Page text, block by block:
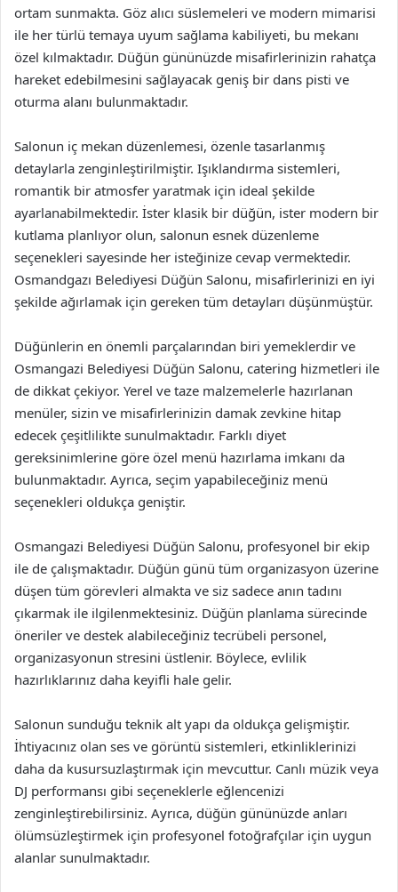
ortam sunmakta. Göz alıcı süslemeleri ve modern mimarisi
ile her türlü temaya uyum sağlama kabiliyeti, bu mekanı
özel kılmaktadır. Düğün gününüzde misafirlerinizin rahatça
hareket edebilmesini sağlayacak geniş bir dans pisti ve
oturma alanı bulunmaktadır.
Salonun iç mekan düzenlemesi, özenle tasarlanmış
detaylarla zenginleştirilmiştir. Işıklandırma sistemleri,
romantik bir atmosfer yaratmak için ideal şekilde
ayarlanabilmektedir. İster klasik bir düğün, ister modern bir
kutlama planlıyor olun, salonun esnek düzenleme
seçenekleri sayesinde her isteğinize cevap vermektedir.
Osmandgazı Belediyesi Düğün Salonu, misafirlerinizi en iyi
şekilde ağırlamak için gereken tüm detayları düşünmüştür.
Düğünlerin en önemli parçalarından biri yemeklerdir ve
Osmangazi Belediyesi Düğün Salonu, catering hizmetleri ile
de dikkat çekiyor. Yerel ve taze malzemelerle hazırlanan
menüler, sizin ve misafirlerinizin damak zevkine hitap
edecek çeşitlilikte sunulmaktadır. Farklı diyet
gereksinimlerine göre özel menü hazırlama imkanı da
bulunmaktadır. Ayrıca, seçim yapabileceğiniz menü
seçenekleri oldukça geniştir.
Osmangazi Belediyesi Düğün Salonu, profesyonel bir ekip
ile de çalışmaktadır. Düğün günü tüm organizasyon üzerine
düşen tüm görevleri almakta ve siz sadece anın tadını
çıkarmak ile ilgilenmektesiniz. Düğün planlama sürecinde
öneriler ve destek alabileceğiniz tecrübeli personel,
organizasyonun stresini üstlenir. Böylece, evlilik
hazırlıklarınız daha keyifli hale gelir.
Salonun sunduğu teknik alt yapı da oldukça gelişmiştir.
İhtiyacınız olan ses ve görüntü sistemleri, etkinliklerinizi
daha da kusursuzlaştırmak için mevcuttur. Canlı müzik veya
DJ performansı gibi seçeneklerle eğlencenizi
zenginleştirebilirsiniz. Ayrıca, düğün gününüzde anları
ölümsüzleştirmek için profesyonel fotoğrafçılar için uygun
alanlar sunulmaktadır.